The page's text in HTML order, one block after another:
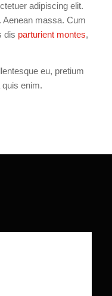
adipiscing elit.
Aenean massa. Cum
dis parturient montes,
eu, pretium
enim.